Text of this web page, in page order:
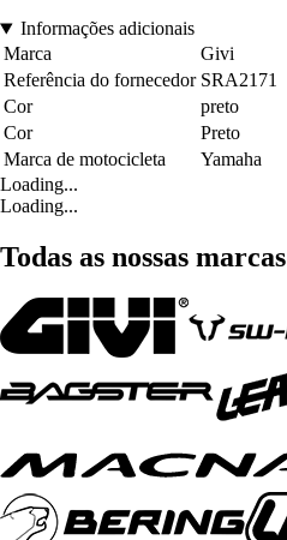
Informações adicionais
Marca
Givi
Referência do fornecedor SRA2171
Cor
preto
Cor
Preto
Marca de motocicleta
Yamaha
Loading...
Loading...
Todas as nossas marcas